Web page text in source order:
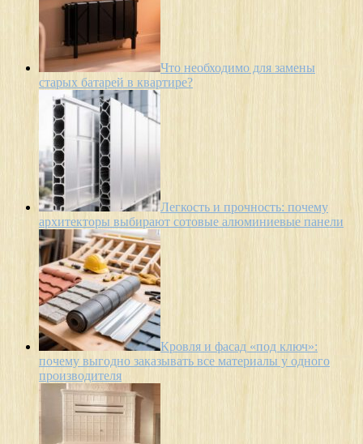
Что необходимо для замены
старых батарей в квартире?
Легкость и прочность: почему
архитекторы выбирают сотовые алюминиевые панели
Кровля и фасад «под ключ»:
почему выгодно заказывать все материалы у одного
производителя